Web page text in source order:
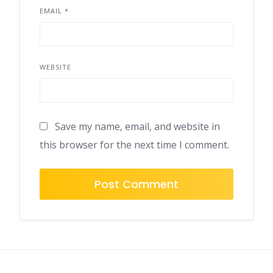
EMAIL *
WEBSITE
Save my name, email, and website in
this browser for the next time I comment.